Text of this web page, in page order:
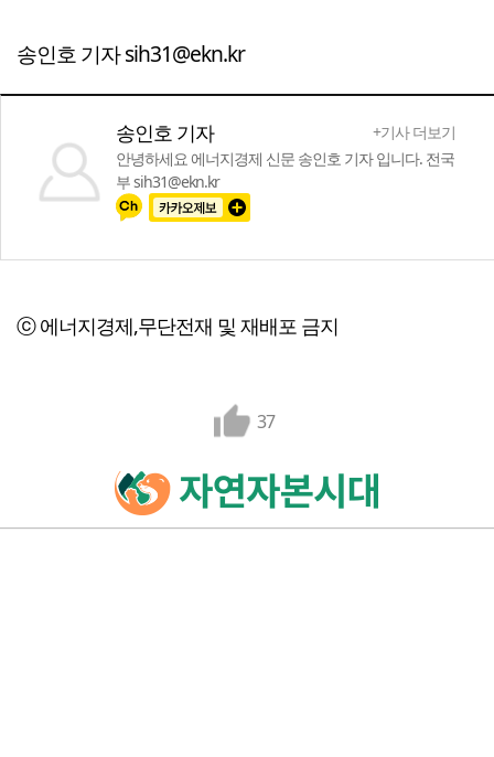
송인호 기자 sih31@ekn.kr
송인호 기자
+기사 더보기
안녕하세요 에너지경제 신문 송인호 기자 입니다. 전국
부 sih31@ekn.kr
ⓒ 에너지경제,무단전재 및 재배포 금지
37